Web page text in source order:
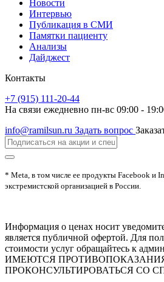
Новости
Интервью
Публикация в СМИ
Памятки пациенту
Анализы
Дайджест
Контакты
+7 (915) 111-20-44
На связи ежедневно пн-вс 09:00 -
info@ramilsun.ru Задать вопрос
* Meta, в том числе ее продукты Facebook и
экстремистской организацией в России.
Информация о ценах носит
является публичной офертой. Для
стоимости услуг обращайтесь к
ИМЕЮТСЯ
ПРОКОНСУЛЬТИРОВАТЬСЯ СО